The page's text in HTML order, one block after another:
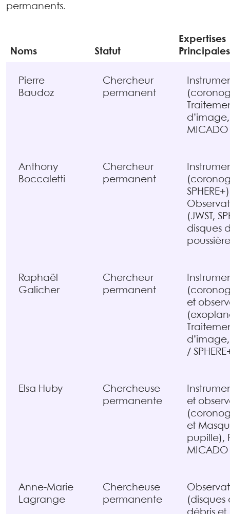
permanents.
Noms Statut
Expertises
Principales
Pierre
Baudoz
Chercheur
permanent
d’image,
MICADO
Anthony
Boccaletti
Chercheur
permanent
(JWST,
disques
Raphaël
Galicher
Chercheur
permanent
et
d’image,
/
Elsa Huby
Chercheuse
permanente
et
et
pupille),
MICADO
Anne-Marie
Lagrange
Chercheuse
permanente
(disques